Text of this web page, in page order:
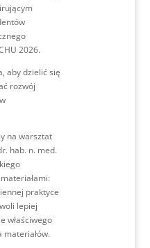
2026.
aby dzielić się
rozwój
na warsztat
hab. n. med.
praktyce
lepiej
właściwego
materiałów.